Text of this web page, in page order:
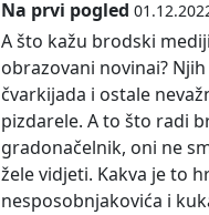
Na prvi pogled
A što kažu brodski
obrazovani novinai?
čvarkijada i ostale
pizdarele. A to što radi
gradonačelnik, oni ne
žele vidjeti. Kakva je to
nesposobnjakovića i